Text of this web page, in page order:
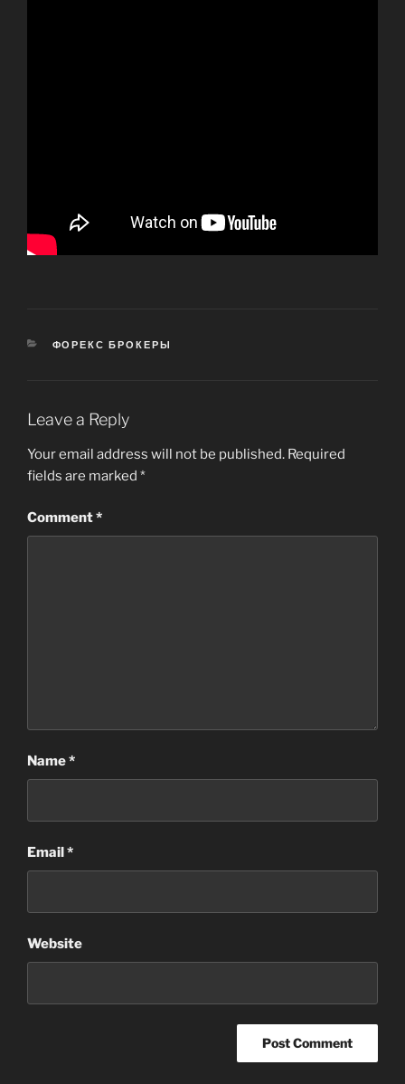
CATEGORIES
ФОРЕКС БРОКЕРЫ
Leave a Reply
Your email address will not be published. Required
fields are marked *
Comment*
Name*
Email*
Website